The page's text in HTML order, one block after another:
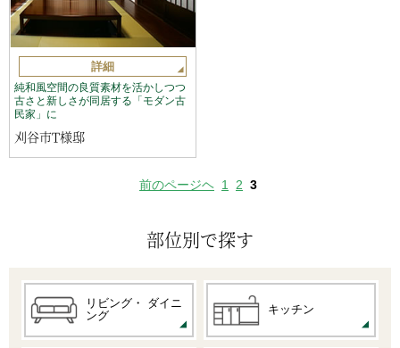
部位別で探す
リビング・
ダイニ
ング
キッチン
詳細
純和風空間の良質素材を活かしつつ
古さと新しさが同居する「モダン古
民家」に
刈谷市T様邸
前のページヘ 1 2 3